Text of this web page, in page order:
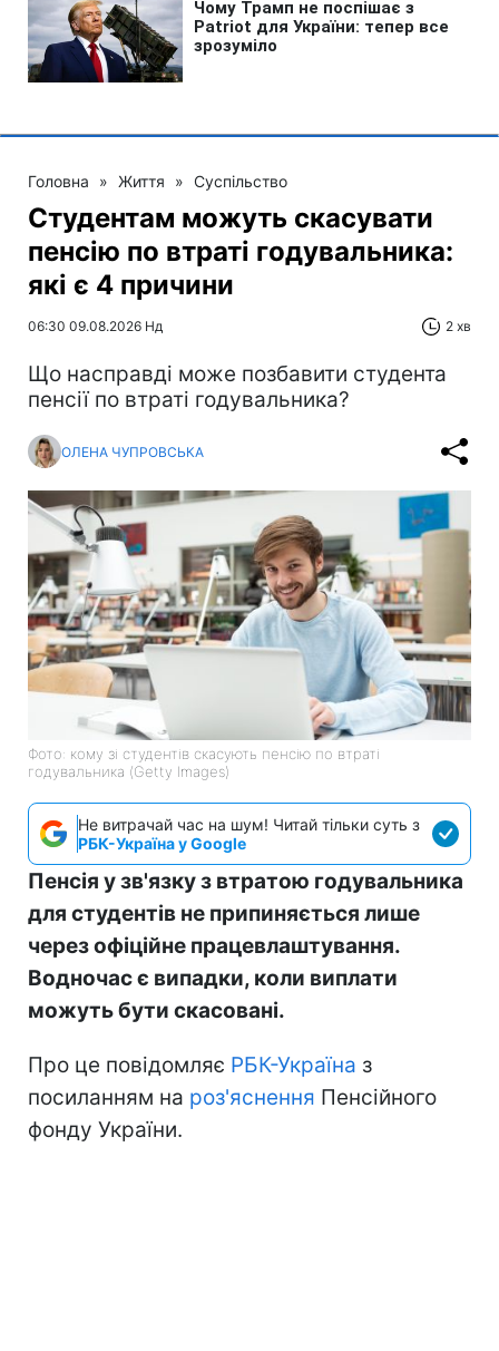
Головна » Життя » Суспільство
Студентам можуть скасувати
пенсію по втраті годувальника:
які є 4 причини
06:30 09.08.2026 Нд 2 хв
Що насправді може позбавити студента
пенсії по втраті годувальника?
ОЛЕНА ЧУПРОВСЬКА
Фото: кому зі студентів скасують пенсію по втраті
годувальника (Getty Imagеs)
Не витрачай час на шум! Читай тільки суть з
РБК-Україна у Google
Пенсія у зв'язку з втратою годувальника
для студентів не припиняється лише
через офіційне працевлаштування.
Водночас є випадки, коли виплати
можуть бути скасовані.
Про це повідомляє РБК-Україна з
посиланням на роз'яснення Пенсійного
фонду України.